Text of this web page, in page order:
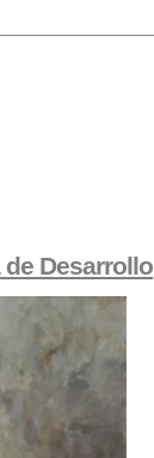
Desarrollo